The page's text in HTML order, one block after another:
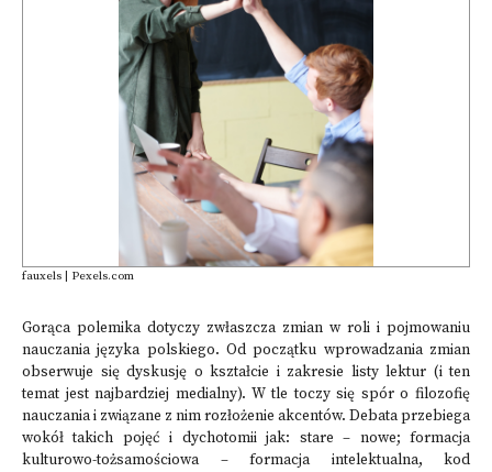
fauxels | Pexels.com
Gorąca polemika dotyczy zwłaszcza zmian w roli i pojmowaniu
nauczania języka polskiego. Od początku wprowadzania zmian
obserwuje się dyskusję o kształcie i zakresie listy lektur (i ten
temat jest najbardziej medialny). W tle toczy się spór o filozofię
nauczania i związane z nim rozłożenie akcentów. Debata przebiega
wokół takich pojęć i dychotomii jak: stare – nowe; formacja
kulturowo-tożsamościowa – formacja intelektualna, kod